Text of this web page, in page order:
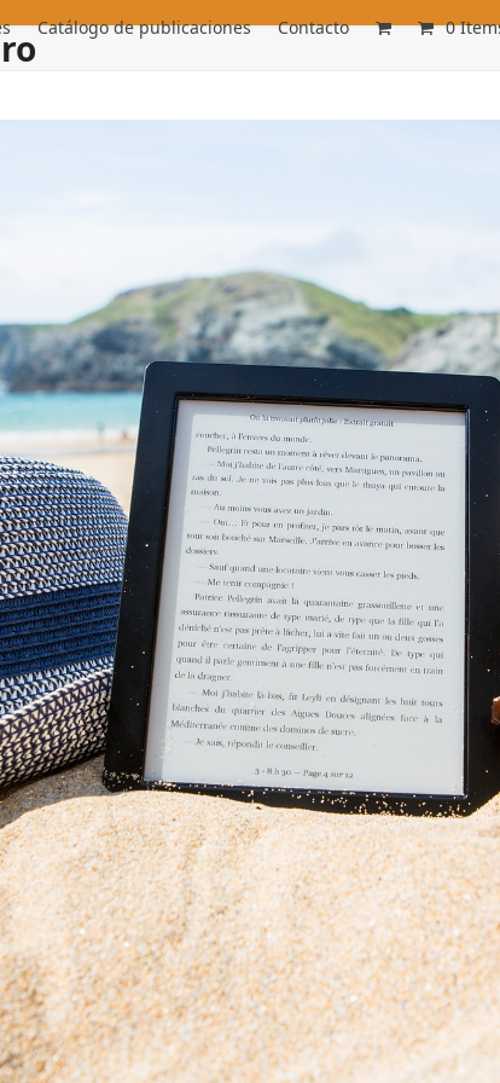
Catálogo de publicaciones Contacto 0